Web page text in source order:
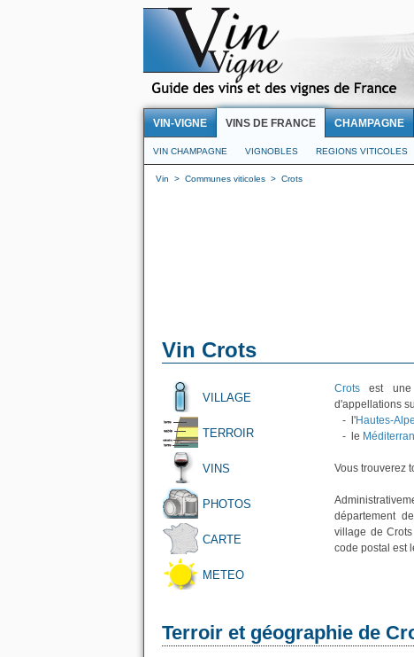
VIN-VIGNE VINS DE FRANCE CHAMPAGNE
VIN CHAMPAGNE VIGNOBLES REGIONS VITICOLES
Vin > Communes viticoles > Crots
Vin Crots
VILLAGE
TERROIR
VINS
PHOTOS
CARTE
METEO
Crots est une
d'appellations
- l'Hautes-
- le
Vous trouverez
département
village de
code postal est
Terroir et géographie de